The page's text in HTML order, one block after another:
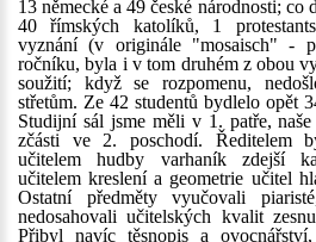
13 německé a 49 české národnosti; co
40 římských katolíků, 1
vyznání (v originále "mosaisch" -
ročníku, byla i v tom druhém z obou
soužití; když se rozpomenu,
střetům. Ze 42 studentů bydlelo opět
Studijní sál jsme měli v 1. patře,
zčásti ve 2. poschodí. Ředitelem
učitelem hudby varhaník zdejší
učitelem kreslení a geometrie učitel
Ostatní předměty vyučovali
nedosahovali učitelských kvalit
Přibyl navíc těsnopis a